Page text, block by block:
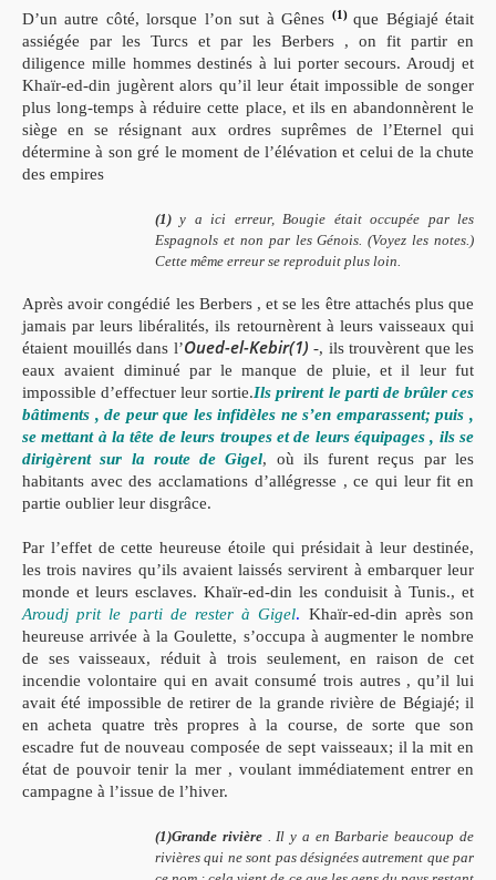
D’un autre côté, lorsque l’on sut à Gênes (1) que Bégiajé était
assiégée par les Turcs et par les Berbers , on fit partir en
diligence mille hommes destinés à lui porter secours. Aroudj et
Khaïr-ed-din jugèrent alors qu’il leur était impossible de songer
plus long-temps à réduire cette place, et ils en abandonnèrent le
siège en se résignant aux ordres suprêmes de l’Eternel qui
détermine à son gré le moment de l’élévation et celui de la chute
des empires
(1) y a ici erreur, Bougie était occupée par les
Espagnols et non par les Génois. (Voyez les notes.)
Cette même erreur se reproduit plus loin.
Après avoir congédié les Berbers , et se les être attachés plus que
jamais par leurs libéralités, ils retournèrent à leurs vaisseaux qui
étaient mouillés dans l’Oued-el-Kebir(1) -, ils trouvèrent que les
eaux avaient diminué par le manque de pluie, et il leur fut
impossible d’effectuer leur sortie.Ils prirent le parti de brûler ces
bâtiments , de peur que les infidèles ne s’en emparassent; puis ,
se mettant à la tête de leurs troupes et de leurs équipages , ils se
dirigèrent sur la route de Gigel, où ils furent reçus par les
habitants avec des acclamations d’allégresse , ce qui leur fit en
partie oublier leur disgrâce.
Par l’effet de cette heureuse étoile qui présidait à leur destinée,
les trois navires qu’ils avaient laissés servirent à embarquer leur
monde et leurs esclaves. Khaïr-ed-din les conduisit à Tunis., et
Aroudj prit le parti de rester à Gigel. Khaïr-ed-din après son
heureuse arrivée à la Goulette, s’occupa à augmenter le nombre
de ses vaisseaux, réduit à trois seulement, en raison de cet
incendie volontaire qui en avait consumé trois autres , qu’il lui
avait été impossible de retirer de la grande rivière de Bégiajé; il
en acheta quatre très propres à la course, de sorte que son
escadre fut de nouveau composée de sept vaisseaux; il la mit en
état de pouvoir tenir la mer , voulant immédiatement entrer en
campagne à l’issue de l’hiver.
(1)Grande rivière. Il y a en Barbarie beaucoup de
rivières qui ne sont pas désignées autrement que par